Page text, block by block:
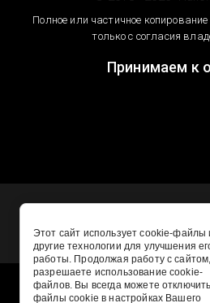
Полное или частичное
только с согласия
Принимаем к
Этот сайт использует cookie-файлы
другие технологии для улучшения
работы. Продолжая работу с
разрешаете использование cookie-
файлов. Вы всегда можете отключить
файлы cookie в настройках Вашего